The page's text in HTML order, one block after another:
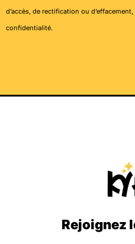
d’accès, de rectification ou
confidentialité.
Rejoignez